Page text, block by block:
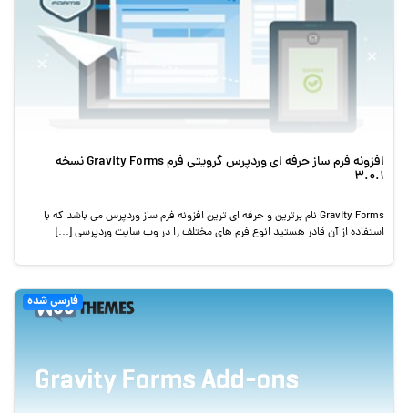
افزونه فرم ساز حرفه ای وردپرس گرویتی فرم Gravity Forms نسخه
3.0.1
Gravity Forms نام برترین و حرفه ای ترین افزونه فرم ساز وردپرس می باشد که با
استفاده از آن قادر هستید انوع فرم های مختلف را در وب سایت وردپرسی […]
فارسی شده